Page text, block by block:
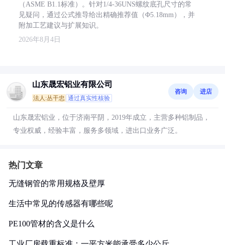
（ASME B1.1标准）。针对1/4-36UNS螺纹底孔尺寸的常
见疑问，通过公式推导给出精确推荐值（Φ5.18mm），并
附加工艺建议与扩展知识。
2026年8月4日
山东晟宏铝业有限公司
法人:丛干忠 通过真实性核验
咨询 进店
山东晟宏铝业，位于济南平阴，2019年成立，主营多种铝制品，
专业权威，经验丰富，服务多领域，进出口业务广泛。
热门文章
无缝钢管的常用规格及壁厚
生活中常见的传感器有哪些呢
PE100管材的含义是什么